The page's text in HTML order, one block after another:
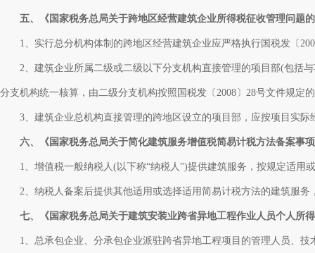
五、《国家税务总局关于跨地区经营建筑企业所得税征收管理问题
1、实行总分机构体制的跨地区经营建筑企业应严格执行国税发〔
2、建筑企业所属二级或二级以下分支机构直接管理的项目部(包括与
分支机构统一核算，由二级分支机构按照国税发〔2008〕28号文件规定
3、建筑企业总机构直接管理的跨地区设立的项目部，应按项目实际
六、《国家税务总局关于简化建筑服务增值税简易计税方法备案事
1、增值税一般纳税人(以下称“纳税人”)提供建筑服务，按规定适用
2、纳税人备案后提供其他适用或选择适用简易计税方法的建筑服务
七、《国家税务总局关于建筑安装业跨省异地工程作业人员个人所
1、总承包企业、分承包企业派驻跨省异地工程项目的管理人员、技